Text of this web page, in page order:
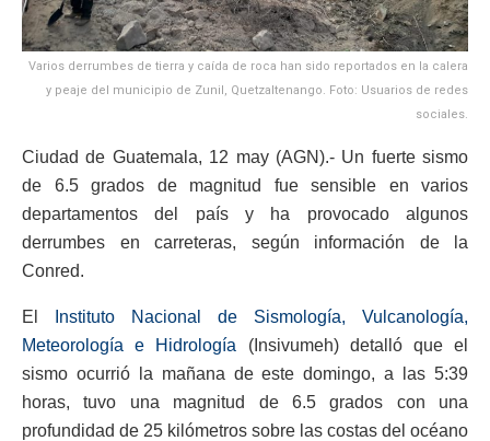
Varios derrumbes de tierra y caída de roca han sido reportados en la calera
y peaje del municipio de Zunil, Quetzaltenango. Foto: Usuarios de redes
sociales.
Ciudad de Guatemala, 12 may (AGN).- Un fuerte sismo
de 6.5 grados de magnitud fue sensible en varios
departamentos del país y ha provocado algunos
derrumbes en carreteras, según información de la
Conred.
El
Instituto Nacional de Sismología, Vulcanología,
Meteorología e Hidrología (Insivumeh) detalló que el
sismo ocurrió la mañana de este domingo, a las 5:39
horas, tuvo una magnitud de 6.5 grados con una
profundidad de 25 kilómetros sobre las costas del océano